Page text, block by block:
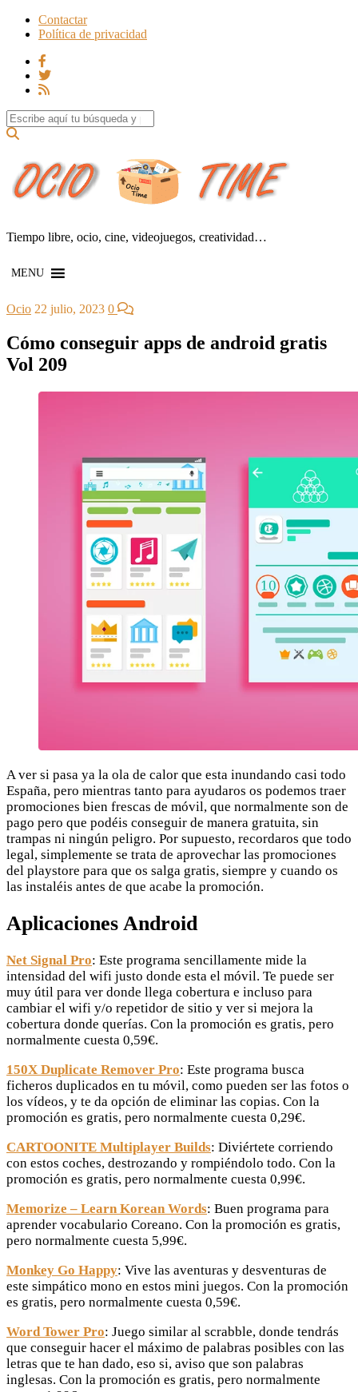
Contactar
Política de privacidad
Search for:
Tiempo libre, ocio, cine, videojuegos, creatividad…
MENU
Ocio 22 julio, 2023 0
Cómo conseguir apps de android gratis
Vol 209
A ver si pasa ya la ola de calor que esta inundando casi todo
España, pero mientras tanto para ayudaros os podemos traer
promociones bien frescas de móvil, que normalmente son de
pago pero que podéis conseguir de manera gratuita, sin
trampas ni ningún peligro. Por supuesto, recordaros que todo
legal, simplemente se trata de aprovechar las promociones
del playstore para que os salga gratis, siempre y cuando os
las instaléis antes de que acabe la promoción.
Aplicaciones Android
Net Signal Pro: Este programa sencillamente mide la
intensidad del wifi justo donde esta el móvil. Te puede ser
muy útil para ver donde llega cobertura e incluso para
cambiar el wifi y/o repetidor de sitio y ver si mejora la
cobertura donde querías. Con la promoción es gratis, pero
normalmente cuesta 0,59€.
150X Duplicate Remover Pro: Este programa busca
ficheros duplicados en tu móvil, como pueden ser las fotos o
los vídeos, y te da opción de eliminar las copias. Con la
promoción es gratis, pero normalmente cuesta 0,29€.
CARTOONITE Multiplayer Builds: Diviértete corriendo
con estos coches, destrozando y rompiéndolo todo. Con la
promoción es gratis, pero normalmente cuesta 0,99€.
Memorize – Learn Korean Words: Buen programa para
aprender vocabulario Coreano. Con la promoción es gratis,
pero normalmente cuesta 5,99€.
Monkey Go Happy: Vive las aventuras y desventuras de
este simpático mono en estos mini juegos. Con la promoción
es gratis, pero normalmente cuesta 0,59€.
Word Tower Pro: Juego similar al scrabble, donde tendrás
que conseguir hacer el máximo de palabras posibles con las
letras que te han dado, eso si, aviso que son palabras
inglesas. Con la promoción es gratis, pero normalmente